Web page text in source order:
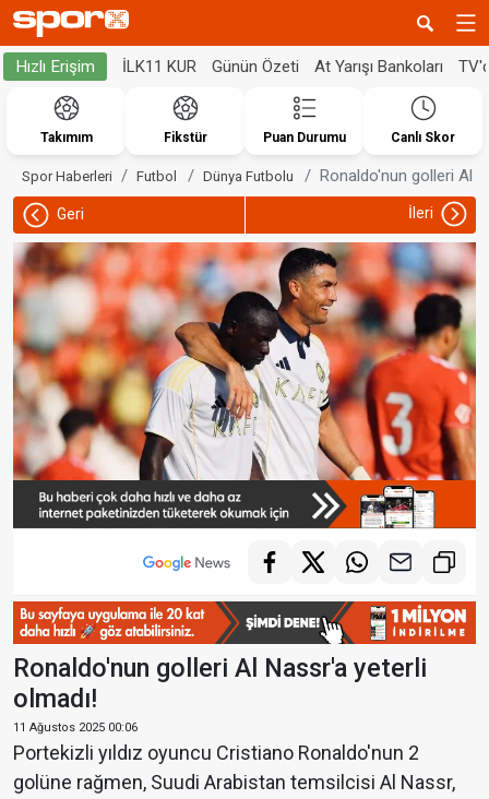
Hızlı Erişim İLK11 KUR Günün Özeti At Yarışı Bankoları
Takımım Fikstür Puan Durumu Canlı Skor
Spor Haberleri Futbol Dünya Futbolu Ronaldo'nun golleri Al
Geri İleri
Ronaldo'nun golleri Al Nassr'a yeterli
olmadı!
11 Ağustos 2025 00:06
Portekizli yıldız oyuncu Cristiano Ronaldo'nun 2
golüne rağmen, Suudi Arabistan temsilcisi Al Nassr,